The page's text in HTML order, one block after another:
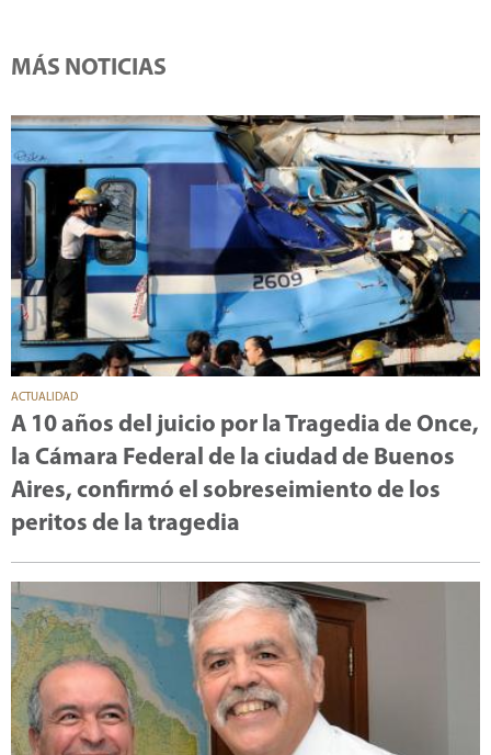
MÁS NOTICIAS
ACTUALIDAD
A 10 años del juicio por la Tragedia de Once,
la Cámara Federal de la ciudad de Buenos
Aires, confirmó el sobreseimiento de los
peritos de la tragedia